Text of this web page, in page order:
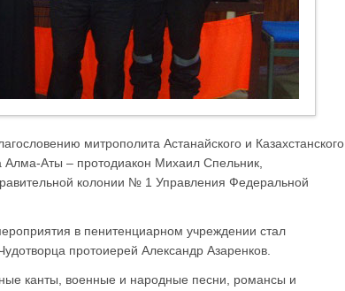
митрополита Астанайского и Казахстанского
Алма-Аты – протодиакон Михаил Спельник,
колонии № 1 Управления Федеральной
в пенитенциарном учреждении стал
протоиерей Александр Азаренков.
канты, военные и народные песни, романсы и